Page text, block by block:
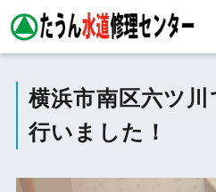
横浜市南区六ツ
行いました！